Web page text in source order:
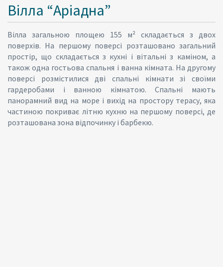
Вілла “Аріадна”
Вілла загальною площею 155 м² складається з двох
поверхів. На першому поверсі розташовано загальний
простір, що складається з кухні і вітальні з каміном, а
також одна гостьова спальня і ванна кімната. На другому
поверсі розмістилися дві спальні кімнати зі своїми
гардеробами і ванною кімнатою. Спальні мають
панорамний вид на море і вихід на простору терасу, яка
частиною покриває літню кухню на першому поверсі, де
розташована зона відпочинку і барбекю.